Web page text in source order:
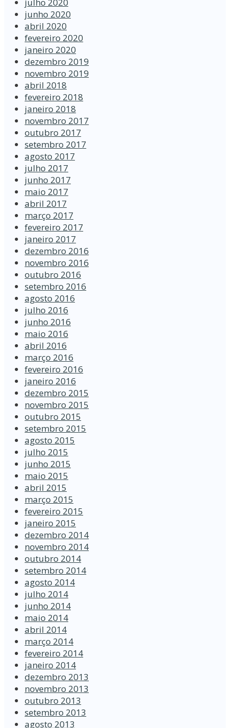
julho 2020
junho 2020
abril 2020
fevereiro 2020
janeiro 2020
dezembro 2019
novembro 2019
abril 2018
fevereiro 2018
janeiro 2018
novembro 2017
outubro 2017
setembro 2017
agosto 2017
julho 2017
junho 2017
maio 2017
abril 2017
março 2017
fevereiro 2017
janeiro 2017
dezembro 2016
novembro 2016
outubro 2016
setembro 2016
agosto 2016
julho 2016
junho 2016
maio 2016
abril 2016
março 2016
fevereiro 2016
janeiro 2016
dezembro 2015
novembro 2015
outubro 2015
setembro 2015
agosto 2015
julho 2015
junho 2015
maio 2015
abril 2015
março 2015
fevereiro 2015
janeiro 2015
dezembro 2014
novembro 2014
outubro 2014
setembro 2014
agosto 2014
julho 2014
junho 2014
maio 2014
abril 2014
março 2014
fevereiro 2014
janeiro 2014
dezembro 2013
novembro 2013
outubro 2013
setembro 2013
agosto 2013